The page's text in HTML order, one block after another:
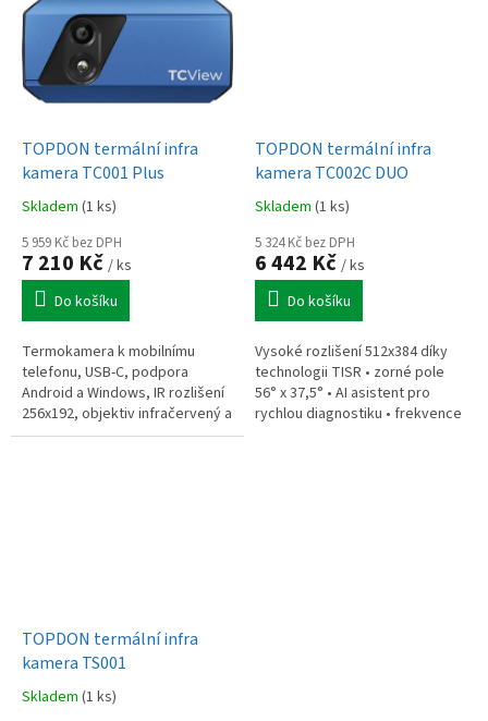
TOPDON termální infra
kamera TC001 Plus
Skladem (1 ks)
5 959 Kč bez DPH
7 210 Kč / ks
Do košíku
Termokamera k mobilnímu
telefonu, USB-C, podpora
Android a Windows, IR rozlišení
256x192, objektiv infračervený a
100W objektiv pro viditelné
TOPDON termální infra
kamera TC002C DUO
Skladem (1 ks)
5 324 Kč bez DPH
6 442 Kč / ks
Do košíku
Vysoké rozlišení 512x384 díky
technologii TISR • zorné pole
56° x 37,5° • AI asistent pro
rychlou diagnostiku • frekvence
TOPDON termální infra
kamera TS001
Skladem (1 ks)